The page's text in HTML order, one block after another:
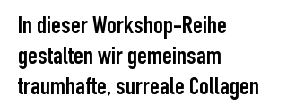
In dieser Workshop-Reihe
gestalten wir gemeinsam
traumhafte, surreale Collagen